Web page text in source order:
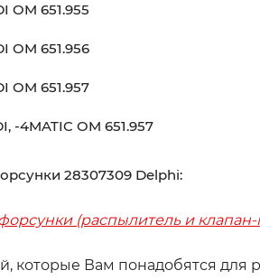
OM 651.955
OM 651.956
OM 651.957
-4MATIC OM 651.957
28307309 Delphi:
(распылитель и клапан-
которые Вам понадобятся для